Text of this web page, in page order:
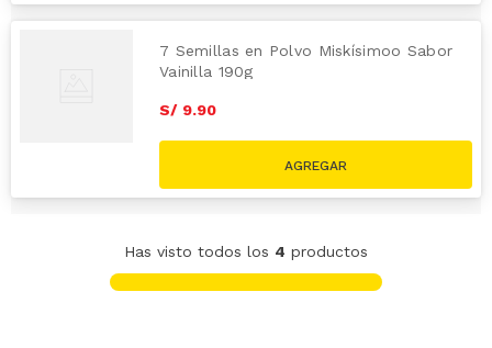
7 Semillas en Polvo Miskísimoo Sabor
Vainilla 190g
S/ 9.90
Has visto todos los 4 productos